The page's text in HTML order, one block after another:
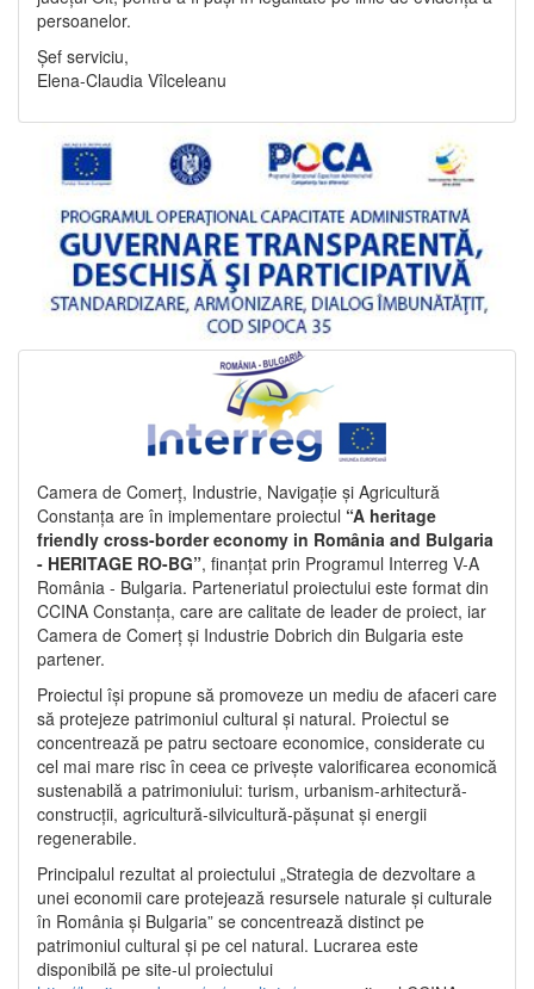
persoanelor.
Șef serviciu,
Elena-Claudia Vîlceleanu
Camera de Comerț, Industrie, Navigație și Agricultură
Constanța are în implementare proiectul “A heritage
friendly cross-border economy in România and Bulgaria
- HERITAGE RO-BG”, finanțat prin Programul Interreg V-A
România - Bulgaria. Parteneriatul proiectului este format din
CCINA Constanța, care are calitate de leader de proiect, iar
Camera de Comerț și Industrie Dobrich din Bulgaria este
partener.
Proiectul își propune să promoveze un mediu de afaceri care
să protejeze patrimoniul cultural și natural. Proiectul se
concentrează pe patru sectoare economice, considerate cu
cel mai mare risc în ceea ce privește valorificarea economică
sustenabilă a patrimoniului: turism, urbanism-arhitectură-
construcții, agricultură-silvicultură-pășunat și energii
regenerabile.
Principalul rezultat al proiectului „Strategia de dezvoltare a
unei economii care protejează resursele naturale și culturale
în România și Bulgaria” se concentrează distinct pe
patrimoniul cultural și pe cel natural. Lucrarea este
disponibilă pe site-ul proiectului